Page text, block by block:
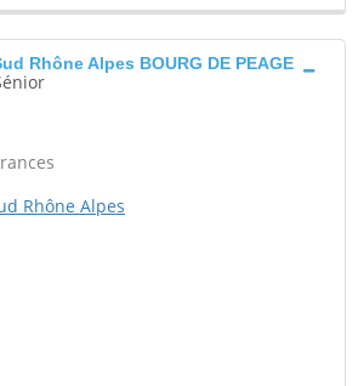
Rhône Alpes BOURG DE PEAGE
Rhône Alpes